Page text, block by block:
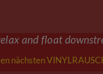
and float
nächsten